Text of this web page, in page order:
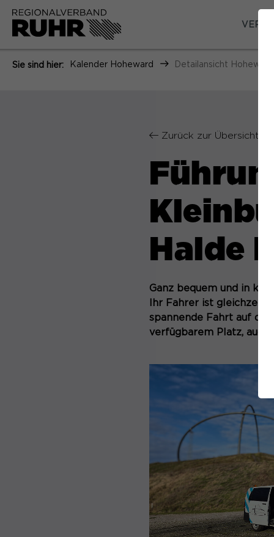
Sie sind hier: Kalender Hoheward Detailansicht Hoheward
Zurück zur Übersicht
Halde
Ganz bequem und in
Ihr Fahrer ist
spannende Fahrt auf die
verfügbarem Platz, auch